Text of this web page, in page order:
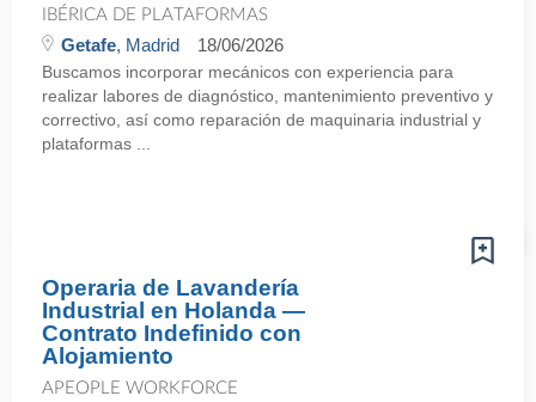
IBÉRICA DE PLATAFORMAS
Getafe, Madrid 18/06/2026
Buscamos incorporar mecánicos con experiencia para
realizar labores de diagnóstico, mantenimiento preventivo y
correctivo, así como reparación de maquinaria industrial y
plataformas ...
Operaria de Lavandería
Industrial en Holanda —
Contrato Indefinido con
Alojamiento
APEOPLE WORKFORCE